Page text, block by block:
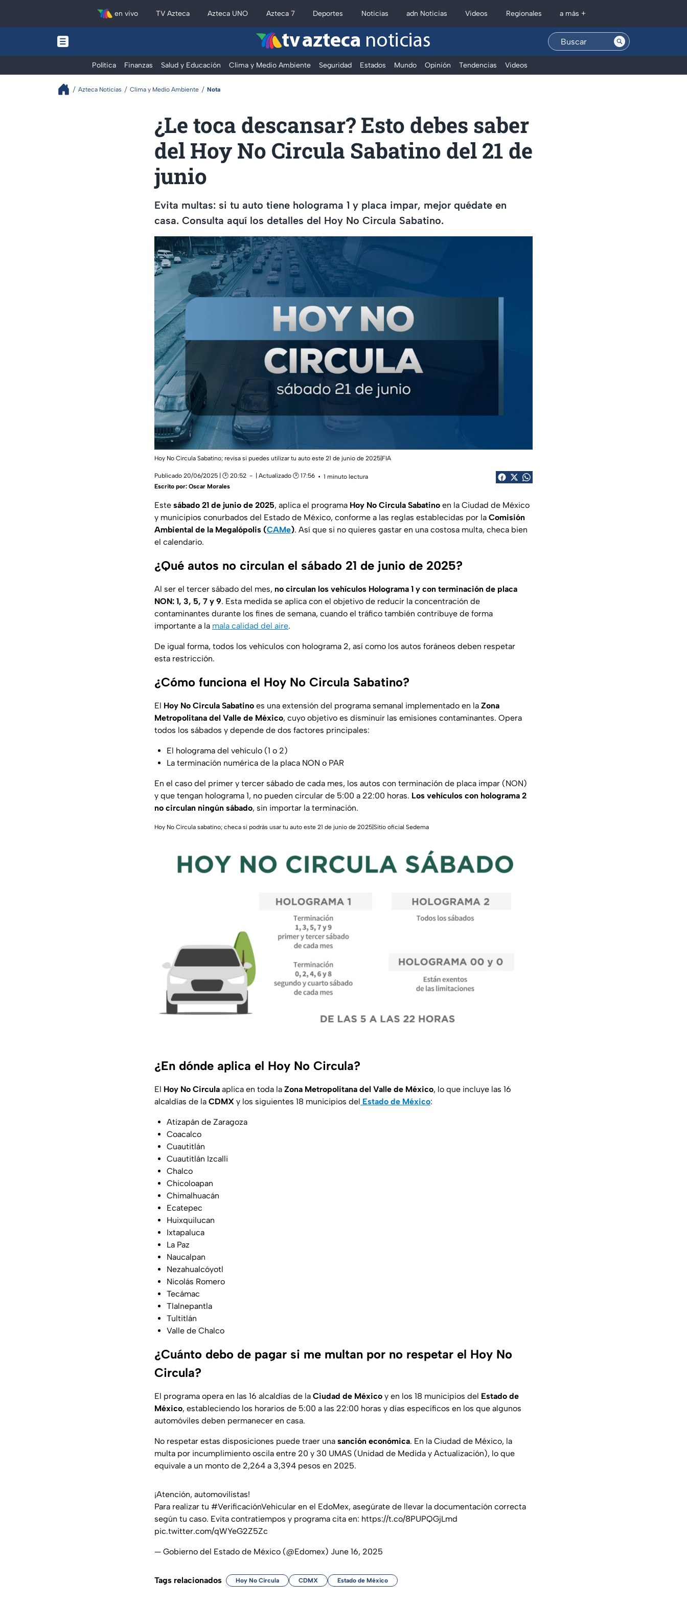
en vivo TV Azteca Azteca UNO Azteca 7 Deportes Noticias adn Noticias Videos Regionales a más +
tv azteca noticias
Política Finanzas Salud y Educación Clima y Medio Ambiente Seguridad Estados Mundo Opinión Tendencias Videos
Azteca Noticias Clima y Medio Ambiente Nota
¿Le toca descansar? Esto debes saber
del Hoy No Circula Sabatino del 21 de
junio
Evita multas: si tu auto tiene holograma 1 y placa impar, mejor quédate en
casa. Consulta aquí los detalles del Hoy No Circula Sabatino.
Hoy No Circula Sabatino; revisa si puedes utilizar tu auto este 21 de junio de 2025|FIA
Publicado 20/06/2025 | 🕑 20:52 | Actualizado 🕑 17:56
1 minuto lectura
Escrito por: Oscar Morales
Este sábado 21 de junio de 2025, aplica el programa Hoy No Circula Sabatino en la Ciudad de México
y municipios conurbados del Estado de México, conforme a las reglas establecidas por la Comisión
Ambiental de la Megalópolis (CAMe). Así que si no quieres gastar en una costosa multa, checa bien
el calendario.
¿Qué autos no circulan el sábado 21 de junio de 2025?
Al ser el tercer sábado del mes, no circulan los vehículos Holograma 1 y con terminación de placa
NON: 1, 3, 5, 7 y 9. Esta medida se aplica con el objetivo de reducir la concentración de
contaminantes durante los fines de semana, cuando el tráfico también contribuye de forma
importante a la mala calidad del aire.
De igual forma, todos los vehículos con holograma 2, así como los autos foráneos deben respetar
esta restricción.
¿Cómo funciona el Hoy No Circula Sabatino?
El Hoy No Circula Sabatino es una extensión del programa semanal implementado en la Zona
Metropolitana del Valle de México, cuyo objetivo es disminuir las emisiones contaminantes. Opera
todos los sábados y depende de dos factores principales:
El holograma del vehículo (1 o 2)
La terminación numérica de la placa NON o PAR
En el caso del primer y tercer sábado de cada mes, los autos con terminación de placa impar (NON)
y que tengan holograma 1, no pueden circular de 5:00 a 22:00 horas. Los vehículos con holograma 2
no circulan ningún sábado, sin importar la terminación.
Hoy No Circula sabatino; checa si podrás usar tu auto este 21 de junio de 2025|Sitio oficial Sedema
¿En dónde aplica el Hoy No Circula?
El Hoy No Circula aplica en toda la Zona Metropolitana del Valle de México, lo que incluye las 16
alcaldías de la CDMX y los siguientes 18 municipios del Estado de México:
Atizapán de Zaragoza
Coacalco
Cuautitlán
Cuautitlán Izcalli
Chalco
Chicoloapan
Chimalhuacán
Ecatepec
Huixquilucan
Ixtapaluca
La Paz
Naucalpan
Nezahualcóyotl
Nicolás Romero
Tecámac
Tlalnepantla
Tultitlán
Valle de Chalco
¿Cuánto debo de pagar si me multan por no respetar el Hoy No
Circula?
El programa opera en las 16 alcaldías de la Ciudad de México y en los 18 municipios del Estado de
México, estableciendo los horarios de 5:00 a las 22:00 horas y días específicos en los que algunos
automóviles deben permanecer en casa.
No respetar estas disposiciones puede traer una sanción económica. En la Ciudad de México, la
multa por incumplimiento oscila entre 20 y 30 UMAS (Unidad de Medida y Actualización), lo que
equivale a un monto de 2,264 a 3,394 pesos en 2025.
¡Atención, automovilistas!
Para realizar tu #VerificaciónVehicular en el EdoMex, asegúrate de llevar la documentación correcta
según tu caso. Evita contratiempos y programa cita en: https://t.co/8PUPQGjLmd
pic.twitter.com/qWYeG2Z5Zc
— Gobierno del Estado de México (@Edomex) June 16, 2025
Tags relacionados Hoy No Circula CDMX Estado de México